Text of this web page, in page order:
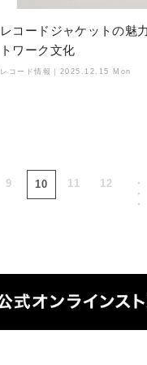
レコードジャケットの魅
トワーク文化
レコード情報｜ 2025.12.15 Mon
9 10 11 12
・
・
・